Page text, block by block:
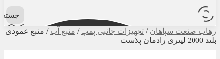
رهاب صنعت سپاهان / تجهیزات جانبی پمپ / منبع آب / منبع عمودی
بلند 2000 لیتری رادمان پلاست